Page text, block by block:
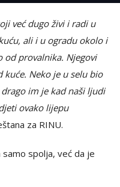
već dugo živi i radi u
ali i u ogradu okolo i
od provalnika. Njegovi
kuće. Neko je u selu bio
im je kad naši ljudi
ovako lijepu
za RINU.
samo spolja, već da je